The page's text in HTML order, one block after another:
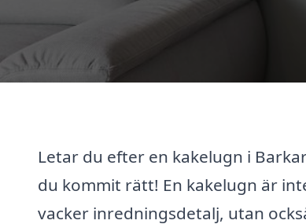
Letar du efter en kakelugn i
du kommit rätt! En kakelugn är
vacker inredningsdetalj, utan